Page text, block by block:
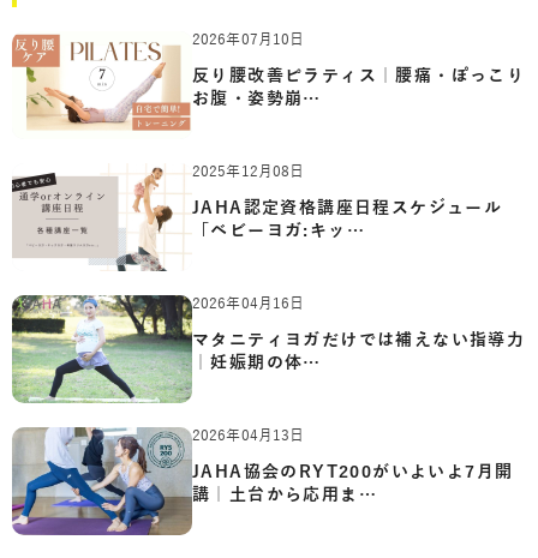
2026年07月10日
反り腰改善ピラティス｜腰痛・ぽっこり
お腹・姿勢崩…
2025年12月08日
JAHA認定資格講座日程スケジュール
「ベビーヨガ:キッ…
2026年04月16日
マタニティヨガだけでは補えない指導力
｜妊娠期の体…
2026年04月13日
JAHA協会のRYT200がいよいよ7月開
講｜土台から応用ま…